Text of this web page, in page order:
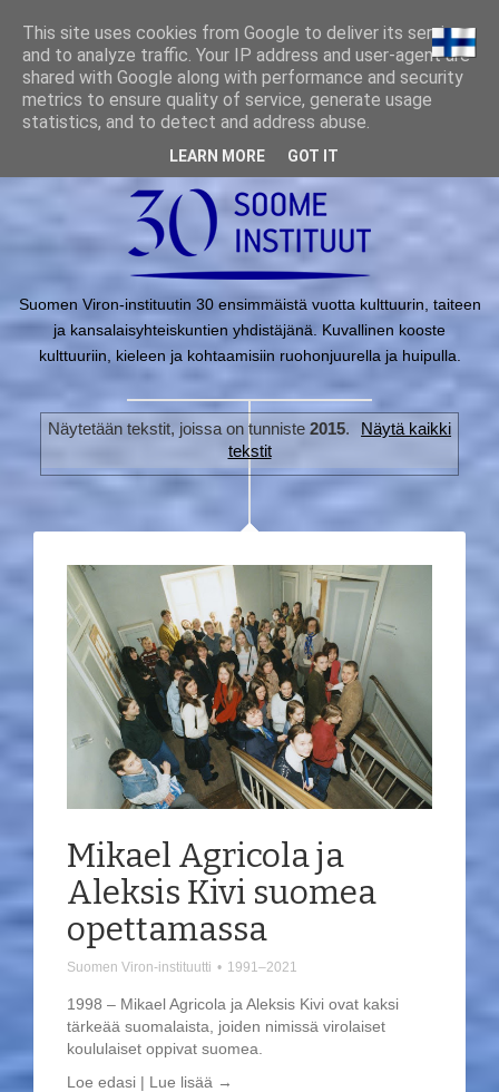
Suomen Viron-instituutin 30 ensimmäistä vuotta kulttuurin, taiteen
ja kansalais­yhteiskuntien yhdistäjänä. Kuvallinen kooste
kulttuuriin, kieleen ja kohtaamisiin ruohonjuurella ja huipulla.
Näytetään tekstit, joissa on tunniste 2015.
Näytä kaikki
tekstit
Mikael Agricola ja
Aleksis Kivi suomea
opettamassa
Suomen Viron-instituutti • 1991–2021
1998 – Mikael Agricola ja Aleksis Kivi ovat kaksi
tärkeää suomalaista, joiden nimissä virolaiset
koululaiset oppivat suomea.
Loe edasi | Lue lisää →
This site uses cookies from Google to deliver its services
and to analyze traffic. Your IP address and user-agent are
shared with Google along with performance and security
metrics to ensure quality of service, generate usage
statistics, and to detect and address abuse.
LEARN MORE GOT IT